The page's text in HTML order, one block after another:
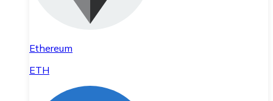
Ethereum
ETH